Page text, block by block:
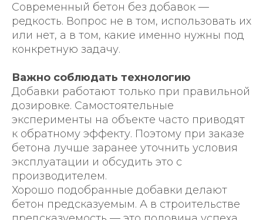
Современный бетон без добавок —
редкость. Вопрос не в том, использовать их
или нет, а в том, какие именно нужны под
конкретную задачу.
Важно соблюдать технологию
Добавки работают только при правильной
дозировке. Самостоятельные
эксперименты на объекте часто приводят
к обратному эффекту. Поэтому при заказе
бетона лучше заранее уточнить условия
эксплуатации и обсудить это с
производителем.
Хорошо подобранные добавки делают
бетон предсказуемым. А в строительстве
Луганск, ул. Ровеньковская
+7 959 298 11 11
alatyrstroygroup@yandex.ru
+7 959 298 11 11
telegram